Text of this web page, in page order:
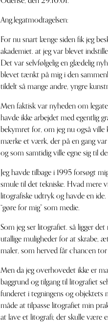
Ang.legatmodtagelsen:
For nu snart længe siden fik jeg
akademiet. at jeg var blevet
Det var selvfølgelig en glædelig
blevet tænkt på mig i den
tildelt så mange andre, yngre
Men faktisk var nyheden om
havde ikke arbejdet med egentlig
bekymret for, om jeg nu også
mærke et værk, der på en gang
og som samtidig ville egne sig til
Jeg havde tilbage i 1995 forsøgt
smule til det tekniske. Hvad mere
litografiske udtryk og havde en
“gøre for mig” som medie.
Som jeg ser litografiet. så ligger
utallige muligheder for at skrabe,
maler, som herved får chancen
Men da jeg overhovedet ikke er
baggrund og tilgang til litografiet
funderet i tegningens og objektets
måde at tilpasse litografiet min
at lave et litografi; der skulle være